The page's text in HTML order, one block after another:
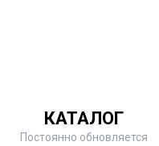
КАТАЛОГ
Постоянно обновляется